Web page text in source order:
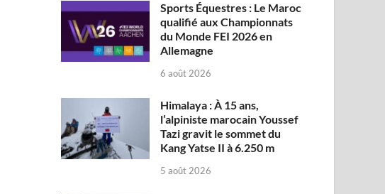
Sports Équestres : Le Maroc
qualifié aux Championnats
du Monde FEI 2026 en
Allemagne
6 août 2026
Himalaya : À 15 ans,
l’alpiniste marocain Youssef
Tazi gravit le sommet du
Kang Yatse II à 6.250 m
5 août 2026